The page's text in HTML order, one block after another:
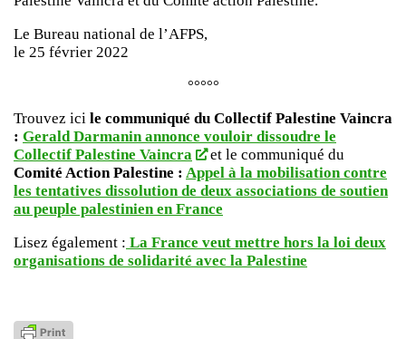
Le Bureau national de l’AFPS,
le 25 février 2022
°°°°°
Trouvez ici le communiqué du Collectif Palestine Vaincra
: Gerald Darmanin annonce vouloir dissoudre le
Collectif Palestine Vaincra
et le communiqué du
Comité Action Palestine : Appel à la mobilisation contre
les tentatives dissolution de deux associations de soutien
au peuple palestinien en France
Lisez également : La France veut mettre hors la loi deux
organisations de solidarité avec la Palestine